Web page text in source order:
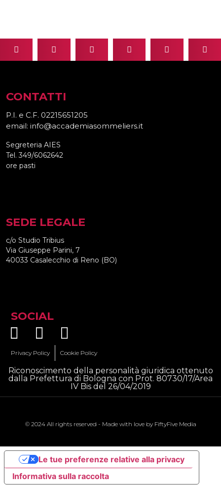
CONTATTI
P.I. e C.F. 02215651205
email: info@accademiasommeliers.it
Segreteria AIES
Tel. 349/6062642
ore pasti
SEDE LEGALE
c/o Studio Tribius
Via Giuseppe Parini, 7
40033 Casalecchio di Reno (BO)
SOCIAL
Privacy Policy Cookie Policy
Riconoscimento della personalità giuridica ottenuto
dalla Prefettura di Bologna con Prot. 80730/17/Area
IV Bis del 26/04/2019
© 2024 All rights reserved - Made with love by FiftyFive Media
Informativa sulla raccolta
Le tue preferenze relative alla privacy